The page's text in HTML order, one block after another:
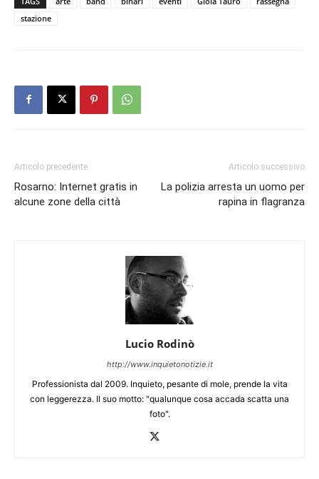
stazione
Articolo precedente
Rosarno: Internet gratis in
alcune zone della città
Articolo successivo
La polizia arresta un uomo per
rapina in flagranza
Lucio Rodinò
http://www.inquietonotizie.it
Professionista dal 2009. Inquieto, pesante di mole, prende la vita
con leggerezza. Il suo motto: "qualunque cosa accada scatta una
foto".